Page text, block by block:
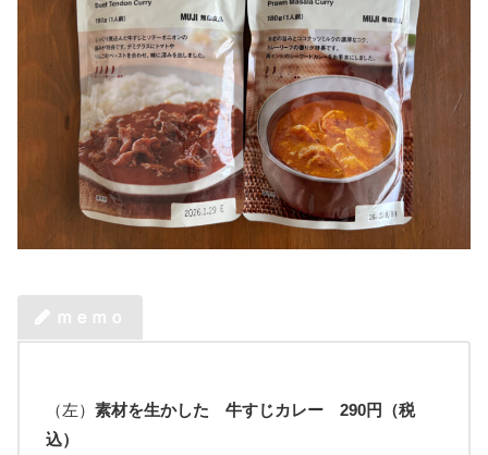
ｍｅｍｏ
（左） 素材を生かした 牛すじカレー 290円（税
込）